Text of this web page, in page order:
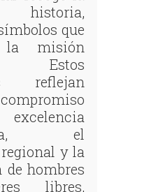
historia,
que
la misión
Estos
reflejan
el
y la
hombres
libres,